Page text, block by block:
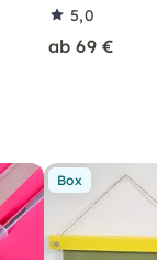
5,0
ab 69 €
Box